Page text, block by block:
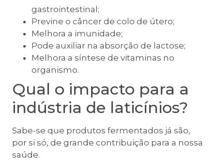
gastrointestinal;
Previne o câncer de colo de útero;
Melhora a imunidade;
Pode auxiliar na absorção de lactose;
Melhora a síntese de vitaminas no
organismo.
Qual o impacto para a
indústria de laticínios?
Sabe-se que produtos fermentados já são,
por si só, de grande contribuição para a nossa
saúde.